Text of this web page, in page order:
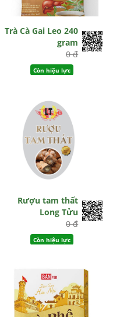
Trà Cà Gai Leo 240
gram
0 đ
Còn hiệu lực
Rượu tam thất
Long Tửu
0 đ
Còn hiệu lực